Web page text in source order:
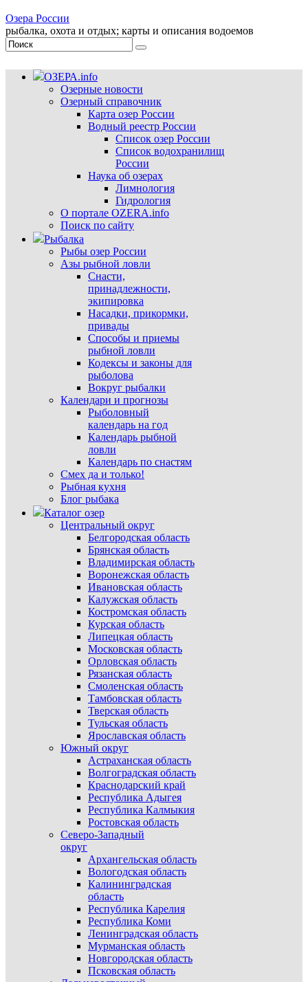
Озера России
рыбалка, охота и отдых; карты и описания водоемов
ОЗЕРА.info
Озерные новости
Озерный справочник
Карта озер России
Водный реестр России
Список озер России
Список водохранилищ
России
Наука об озерах
Лимнология
Гидрология
О портале OZERA.info
Поиск по сайту
Рыбалка
Рыбы озер России
Азы рыбной ловли
Снасти,
принадлежности,
экипировка
Насадки, прикормки,
привады
Способы и приемы
рыбной ловли
Кодексы и законы для
рыболова
Вокруг рыбалки
Календари и прогнозы
Рыболовный
календарь на год
Календарь рыбной
ловли
Календарь по снастям
Смех да и только!
Рыбная кухня
Блог рыбака
Каталог озер
Центральный округ
Белгородская область
Брянская область
Владимирская область
Воронежская область
Ивановская область
Калужская область
Костромская область
Курская область
Липецкая область
Московская область
Орловская область
Рязанская область
Смоленская область
Тамбовская область
Тверская область
Тульская область
Ярославская область
Южный округ
Астраханская область
Волгоградская область
Краснодарский край
Республика Адыгея
Республика Калмыкия
Ростовская область
Северо-Западный
округ
Архангельская область
Вологодская область
Калининградская
область
Республика Карелия
Республика Коми
Ленинградская область
Мурманская область
Новгородская область
Псковская область